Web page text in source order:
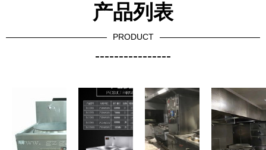
产品列表
PRODUCT
----------------